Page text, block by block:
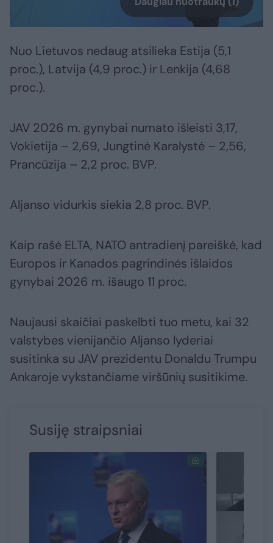
Nuo Lietuvos nedaug atsilieka Estija (5,1
proc.), Latvija (4,9 proc.) ir Lenkija (4,68
proc.).
JAV 2026 m. gynybai numato išleisti 3,17,
Vokietija – 2,69, Jungtinė Karalystė – 2,56,
Prancūzija – 2,2 proc. BVP.
Aljanso vidurkis siekia 2,8 proc. BVP.
Kaip rašė ELTA, NATO antradienį pareiškė, kad
Europos ir Kanados pagrindinės išlaidos
gynybai 2026 m. išaugo 11 proc.
Naujausi skaičiai paskelbti tuo metu, kai 32
valstybes vienijančio Aljanso lyderiai
susitinka su JAV prezidentu Donaldu Trumpu
Ankaroje vykstančiame viršūnių susitikime.
Susiję straipsniai